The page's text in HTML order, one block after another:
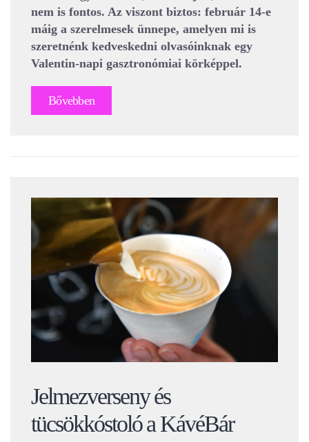
nem is fontos. Az viszont biztos: február 14-e
máig a szerelmesek ünnepe, amelyen mi is
szeretnénk kedveskedni olvasóinknak egy
Valentin-napi gasztronómiai körképpel.
Bővebben
Jelmezverseny és
tücsökkóstoló a KávéBár